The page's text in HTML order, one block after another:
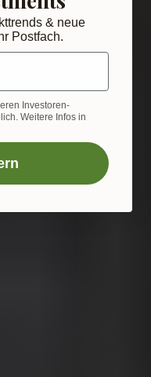
& neue
Postfach.
Investoren-
Weitere Infos in